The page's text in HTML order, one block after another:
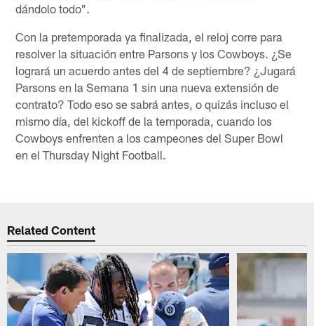
dándolo todo".
Con la pretemporada ya finalizada, el reloj corre para
resolver la situación entre Parsons y los Cowboys. ¿Se
logrará un acuerdo antes del 4 de septiembre? ¿Jugará
Parsons en la Semana 1 sin una nueva extensión de
contrato? Todo eso se sabrá antes, o quizás incluso el
mismo día, del kickoff de la temporada, cuando los
Cowboys enfrenten a los campeones del Super Bowl
en el Thursday Night Football.
Related Content